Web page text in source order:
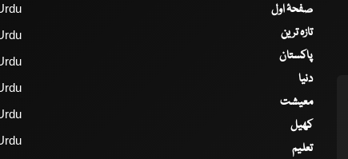
صفحۂ اول
تازہ ترین
پاکستان
دنیا
معیشت
کھیل
تعلیم